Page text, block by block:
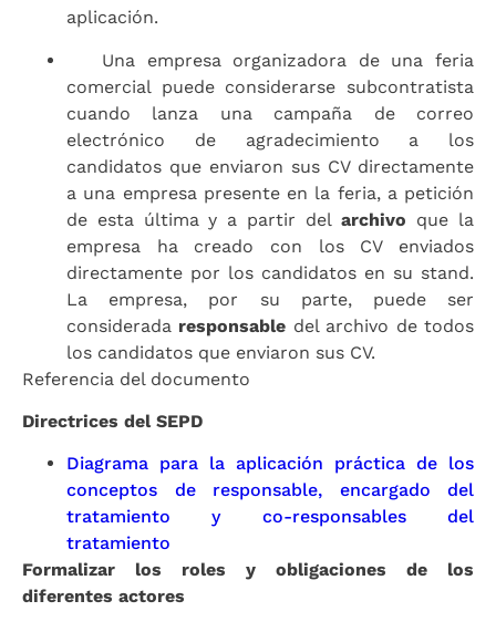
aplicación.
Una empresa organizadora de una feria
comercial puede considerarse subcontratista
cuando lanza una campaña de correo
electrónico de agradecimiento a los
candidatos que enviaron sus CV directamente
a una empresa presente en la feria, a petición
de esta última y a partir delarchivo que la
empresa ha creado con los CV enviados
directamente por los candidatos en su stand.
La empresa, por su parte, puede ser
considerada responsable del archivo de todos
los candidatos que enviaron sus CV.
Referencia del documento
Directrices del SEPD
Diagrama para la aplicación práctica de los
conceptos de responsable, encargado del
tratamiento y co-responsables del
tratamiento
Formalizar los roles y obligaciones de los
diferentes actores